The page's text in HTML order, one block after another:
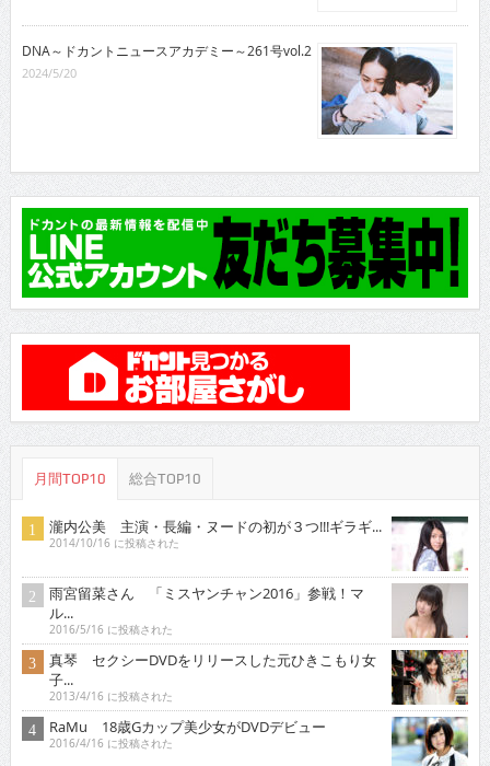
DNA～ドカントニュースアカデミー～261号vol.2
2024/5/20
月間TOP10 総合TOP10
瀧内公美 主演・長編・ヌードの初が３つ!!!ギラギ...
2014/10/16 に投稿された
雨宮留菜さん 「ミスヤンチャン2016」参戦！マ
ル...
2016/5/16 に投稿された
真琴 セクシーDVDをリリースした元ひきこもり女
子...
2013/4/16 に投稿された
RaMu 18歳Gカップ美少女がDVDデビュー
2016/4/16 に投稿された